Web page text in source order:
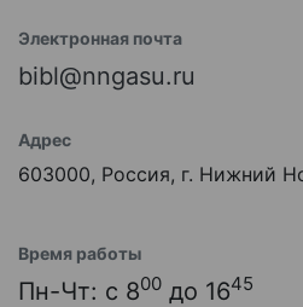
Электронная почта
bibl@nngasu.ru
Адрес
603000, Россия, г. Нижний
Время работы
Пн-Чт: с 800 до 1645